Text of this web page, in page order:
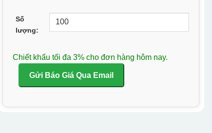
Số
lượng:
Chiết khấu tối đa 3% cho đơn hàng hôm nay.
Gửi Báo Giá Qua Email